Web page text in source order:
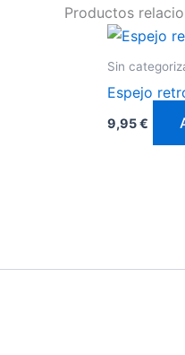
Productos
Sin
Espejo
9,95€